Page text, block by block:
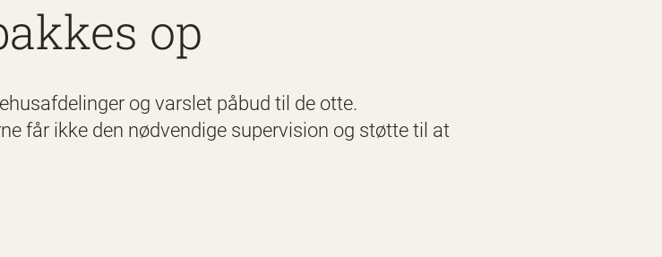
op
og varslet påbud til de otte.
får ikke den nødvendige supervision og støtte til at